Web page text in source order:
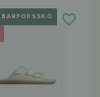
BARFODSSKO